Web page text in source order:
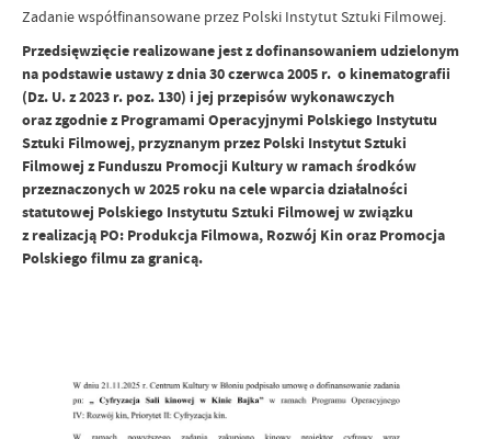
Zadanie współfinansowane przez Polski Instytut Sztuki Filmowej.
Przedsięwzięcie realizowane jest z dofinansowaniem udzielonym
na podstawie ustawy z dnia 30 czerwca 2005 r. o kinematografii
(Dz. U. z 2023 r. poz. 130) i jej przepisów wykonawczych
oraz zgodnie z Programami Operacyjnymi Polskiego Instytutu
Sztuki Filmowej, przyznanym przez Polski Instytut Sztuki
Filmowej z Funduszu Promocji Kultury w ramach środków
przeznaczonych w 2025 roku na cele wparcia działalności
statutowej Polskiego Instytutu Sztuki Filmowej w związku
z realizacją PO: Produkcja Filmowa, Rozwój Kin oraz Promocja
Polskiego filmu za granicą.